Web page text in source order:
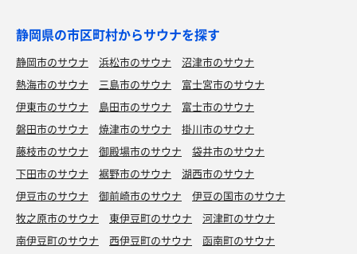
静岡県の市区町村からサウナを探す
静岡市のサウナ 浜松市のサウナ
沼津市のサウナ
熱海市のサウナ
三島市のサウナ
富士宮市のサウナ
伊東市のサウナ
島田市のサウナ
富士市のサウナ
磐田市のサウナ
焼津市のサウナ
掛川市のサウナ
藤枝市のサウナ
御殿場市のサウナ
袋井市のサウナ
下田市のサウナ
裾野市のサウナ
湖西市のサウナ
伊豆市のサウナ
御前崎市のサウナ
伊豆の国市のサウナ
牧之原市のサウナ
東伊豆町のサウナ
河津町のサウナ
南伊豆町のサウナ
西伊豆町のサウナ
函南町のサウナ